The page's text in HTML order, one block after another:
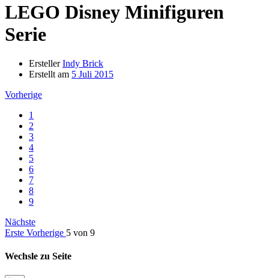
LEGO Disney Minifiguren
Serie
Ersteller Indy Brick
Erstellt am 5 Juli 2015
Vorherige
1
2
3
4
5
6
7
8
9
Nächste
Erste Vorherige 5 von 9
Wechsle zu Seite